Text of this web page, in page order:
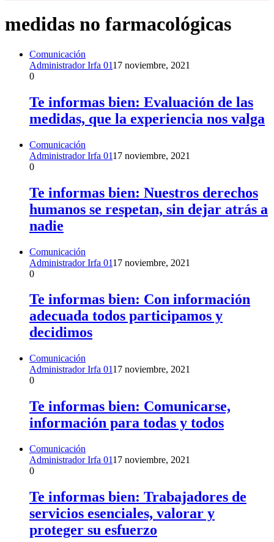
medidas no farmacológicas
Comunicación
Administrador Irfa 0117 noviembre, 2021
0
Te informas bien: Evaluación de las
medidas, que la experiencia nos valga
Comunicación
Administrador Irfa 0117 noviembre, 2021
0
Te informas bien: Nuestros derechos
humanos se respetan, sin dejar atrás a
nadie
Comunicación
Administrador Irfa 0117 noviembre, 2021
0
Te informas bien: Con información
adecuada todos participamos y
decidimos
Comunicación
Administrador Irfa 0117 noviembre, 2021
0
Te informas bien: Comunicarse,
información para todas y todos
Comunicación
Administrador Irfa 0117 noviembre, 2021
0
Te informas bien: Trabajadores de
servicios esenciales, valorar y
proteger su esfuerzo